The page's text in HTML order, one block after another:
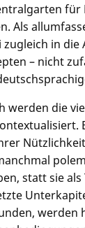
Als
in
– nicht
werden die
statt sie